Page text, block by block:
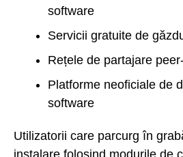
software
Servicii gratuite de
Rețele de partajare
Platforme neoficiale de
software
Utilizatorii care parcurg în